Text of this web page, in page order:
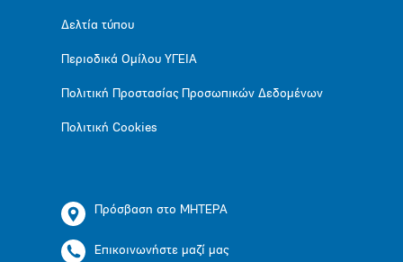
Δελτία τύπου
Περιοδικά Ομίλου ΥΓΕΙΑ
Πολιτική Προστασίας Προσωπικών Δεδομένων
Πολιτική Cookies
Πρόσβαση στο ΜΗΤΕΡΑ
Επικοινωνήστε μαζί μας